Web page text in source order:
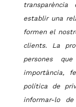
establir una
formen el
clients. La
persones
importància,
política de
informar-lo